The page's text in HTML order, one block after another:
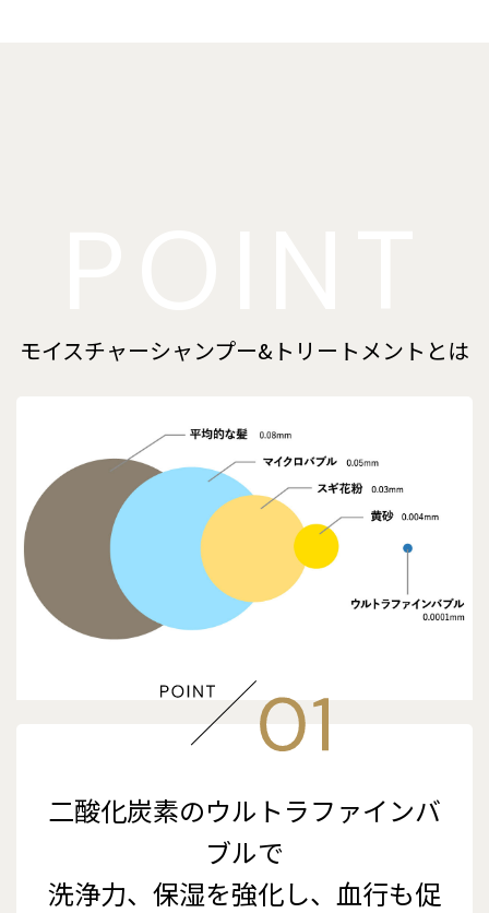
モイスチャーシャンプー&トリートメントとは
二酸化炭素のウルトラファインバ
ブルで
洗浄力、保湿を強化し、血行も促